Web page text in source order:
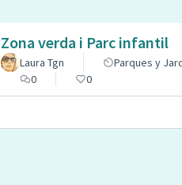
Zona verda i Parc infantil
Laura Tgn
Parques y
0
0